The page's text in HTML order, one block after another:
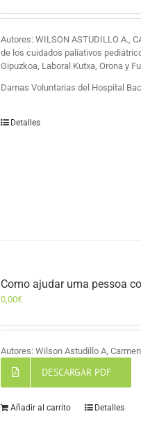
Autores: WILSON ASTUDILLO A.,
de los cuidados paliativos
Gipuzkoa, Laboral Kutxa, Orona y
Damas Voluntarias del Hospital
Detalles
Como ajudar uma pessoa
0,00€
Autores: Wilson Astudillo A,
DESCARGAR PDF
Añadir al carrito Detalles